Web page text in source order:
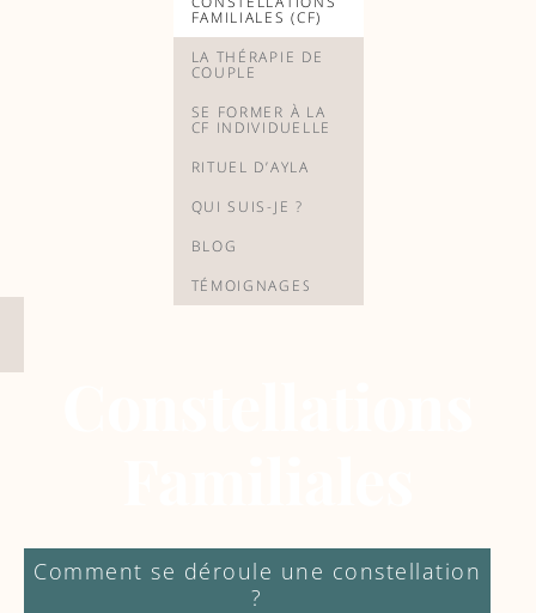
FAMILIALES (CF)
LA THÉRAPIE DE
COUPLE
SE FORMER À LA
CF INDIVIDUELLE
RITUEL D’AYLA
QUI SUIS-JE ?
BLOG
TÉMOIGNAGES
Comment se déroule une constellation
?